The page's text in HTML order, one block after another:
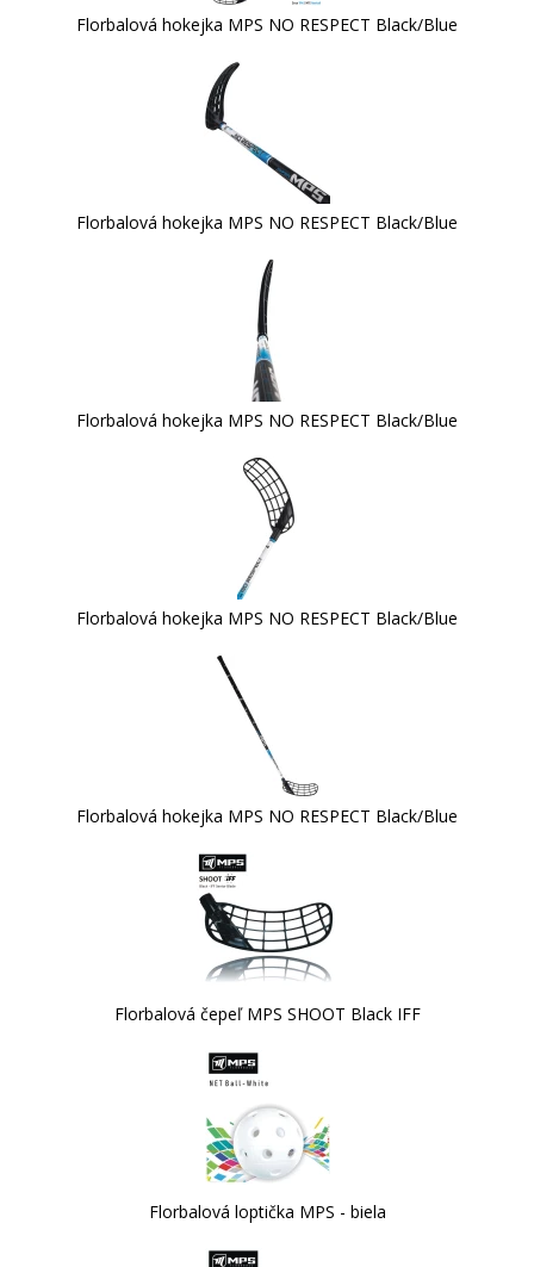
Florbalová hokejka MPS NO RESPECT Black/Blue
Florbalová hokejka MPS NO RESPECT Black/Blue
Florbalová hokejka MPS NO RESPECT Black/Blue
Florbalová hokejka MPS NO RESPECT Black/Blue
Florbalová hokejka MPS NO RESPECT Black/Blue
Florbalová čepeľ MPS SHOOT Black IFF
Florbalová loptička MPS - biela